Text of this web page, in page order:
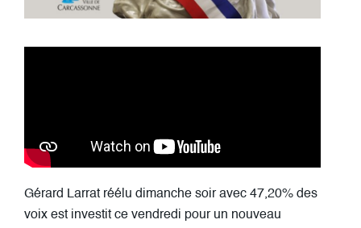
Gérard Larrat réélu dimanche soir avec 47,20% des
voix est investit ce vendredi pour un nouveau